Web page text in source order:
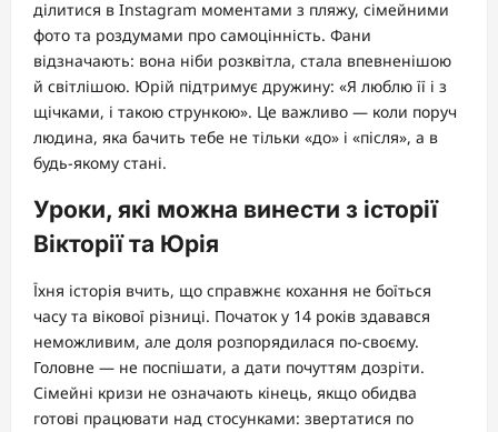
ділитися в Instagram моментами з пляжу, сімейними
фото та роздумами про самоцінність. Фани
відзначають: вона ніби розквітла, стала впевненішою
й світлішою. Юрій підтримує дружину: «Я люблю її і з
щічками, і такою стрункою». Це важливо — коли поруч
людина, яка бачить тебе не тільки «до» і «після», а в
будь-якому стані.
Уроки, які можна винести з історії
Вікторії та Юрія
Їхня історія вчить, що справжнє кохання не боїться
часу та вікової різниці. Початок у 14 років здавався
неможливим, але доля розпорядилася по-своєму.
Головне — не поспішати, а дати почуттям дозріти.
Сімейні кризи не означають кінець, якщо обидва
готові працювати над стосунками: звертатися по